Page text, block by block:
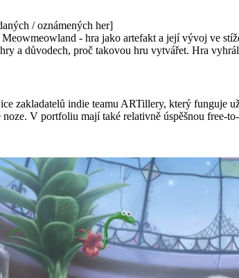
/ oznámených her]
Meowmeowland - hra jako artefakt a její vývoj ve
a důvodech, proč takovou hru vytvářet. Hra
zakladatelů indie teamu ARTillery, který funguje
V portfoliu mají také relativně úspěšnou free-